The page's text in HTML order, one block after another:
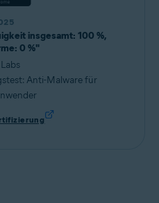
insgesamt: 100 %,
0 %"
Anti-Malware für